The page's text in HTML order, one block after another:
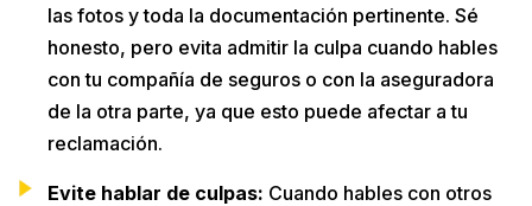
las fotos y toda la documentación pertinente. Sé
honesto, pero evita admitir la culpa cuando hables
con tu compañía de seguros o con la aseguradora
de la otra parte, ya que esto puede afectar a tu
reclamación.
Evite hablar de culpas: Cuando hables con otros